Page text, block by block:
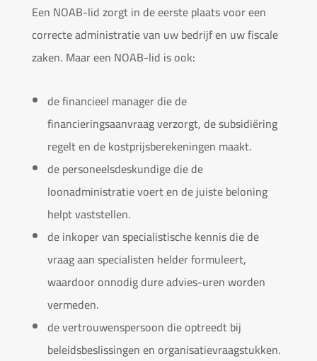
Een NOAB-lid zorgt in de eerste plaats voor een
correcte administratie van uw bedrijf en uw fiscale
zaken. Maar een NOAB-lid is ook:
de financieel manager die de
financieringsaanvraag verzorgt, de subsidiëring
regelt en de kostprijsberekeningen maakt.
de personeelsdeskundige die de
loonadministratie voert en de juiste beloning
helpt vaststellen.
de inkoper van specialistische kennis die de
vraag aan specialisten helder formuleert,
waardoor onnodig dure advies-uren worden
vermeden.
de vertrouwenspersoon die optreedt bij
beleidsbeslissingen en organisatievraagstukken.